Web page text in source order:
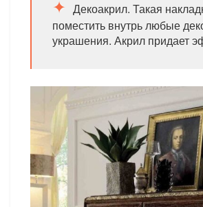
Декоакрил. Такая
поместить внутрь любые
украшения. Акрил придает